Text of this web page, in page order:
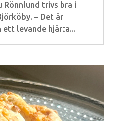
Rönnlund trivs bra i
– Det är
ett levande hjärta...